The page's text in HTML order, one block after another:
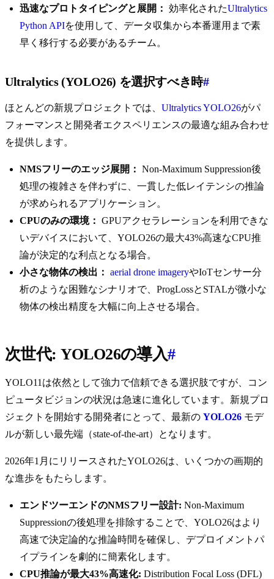
迅速なプロトタイピングと展開： 効率化されたUltralytics
Python APIを使用して、データ収集から本番運用まで素
早く移行する必要があるチーム。
Ultralytics (YOLO26) を選択すべき時#
ほとんどの新規プロジェクトでは、 Ultralytics YOLO26がパ
フォーマンスと開発者エクスペリエンスの最適な組み合わせ
を提供します。
NMSフリーのエッジ展開： Non-Maximum Suppression後
処理の複雑さを伴わずに、一貫した低レイテンシの推論
が求められるアプリケーション。
CPUのみの環境： GPUアクセラレーションを利用できな
いデバイスにおいて、YOLO26の最大43%高速なCPU推
論が決定的な利点となる場合。
小さな物体の検出： aerial drone imageryやIoTセンサー分
析のような困難なシナリオで、ProgLossとSTALが微小な
物体の検出精度を大幅に向上させる場合。
次世代: YOLO26の導入#
YOLO11は依然として強力で信頼できる選択肢ですが、コン
ピュータビジョンの状況は急速に進化しています。新規プロ
ジェクトを開始する開発者にとって、最新の YOLO26 モデ
ルが新しい最先端（state-of-the-art）となります。
2026年1月にリリースされたYOLO26は、いくつかの画期的
な進歩をもたらします。
エンドツーエンドのNMSフリー設計: Non-Maximum
Suppressionの後処理を排除することで、YOLO26はより
高速で決定論的な推論時間を確保し、デプロイメントパ
イプラインを劇的に簡素化します。
CPU推論が最大43%高速化: Distribution Focal Loss (DFL)